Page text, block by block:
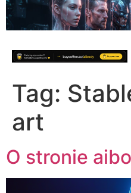
Tag:
art
O stronie